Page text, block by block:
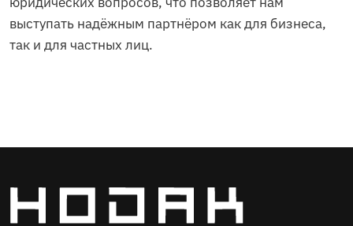
выступать надёжным партнёром как для бизнеса,
так и для частных лиц.